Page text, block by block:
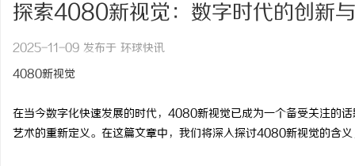
探索4080新视觉：数字时代的创新
2025-11-09 发布于 环球快讯
4080新视觉
在当今数字化快速发展的时代，4080新视觉已成为一个备受关注的
艺术的重新定义。在这篇文章中，我们将深入探讨4080新视觉的含